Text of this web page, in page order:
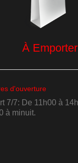
AUX